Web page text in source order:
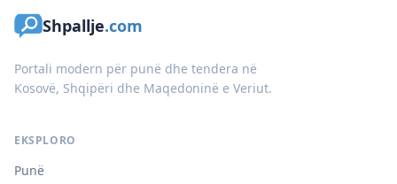
Shpallje.com
Portali modern për punë dhe tendera në
Kosovë, Shqipëri dhe Maqedoninë e Veriut.
EKSPLORO
Punë